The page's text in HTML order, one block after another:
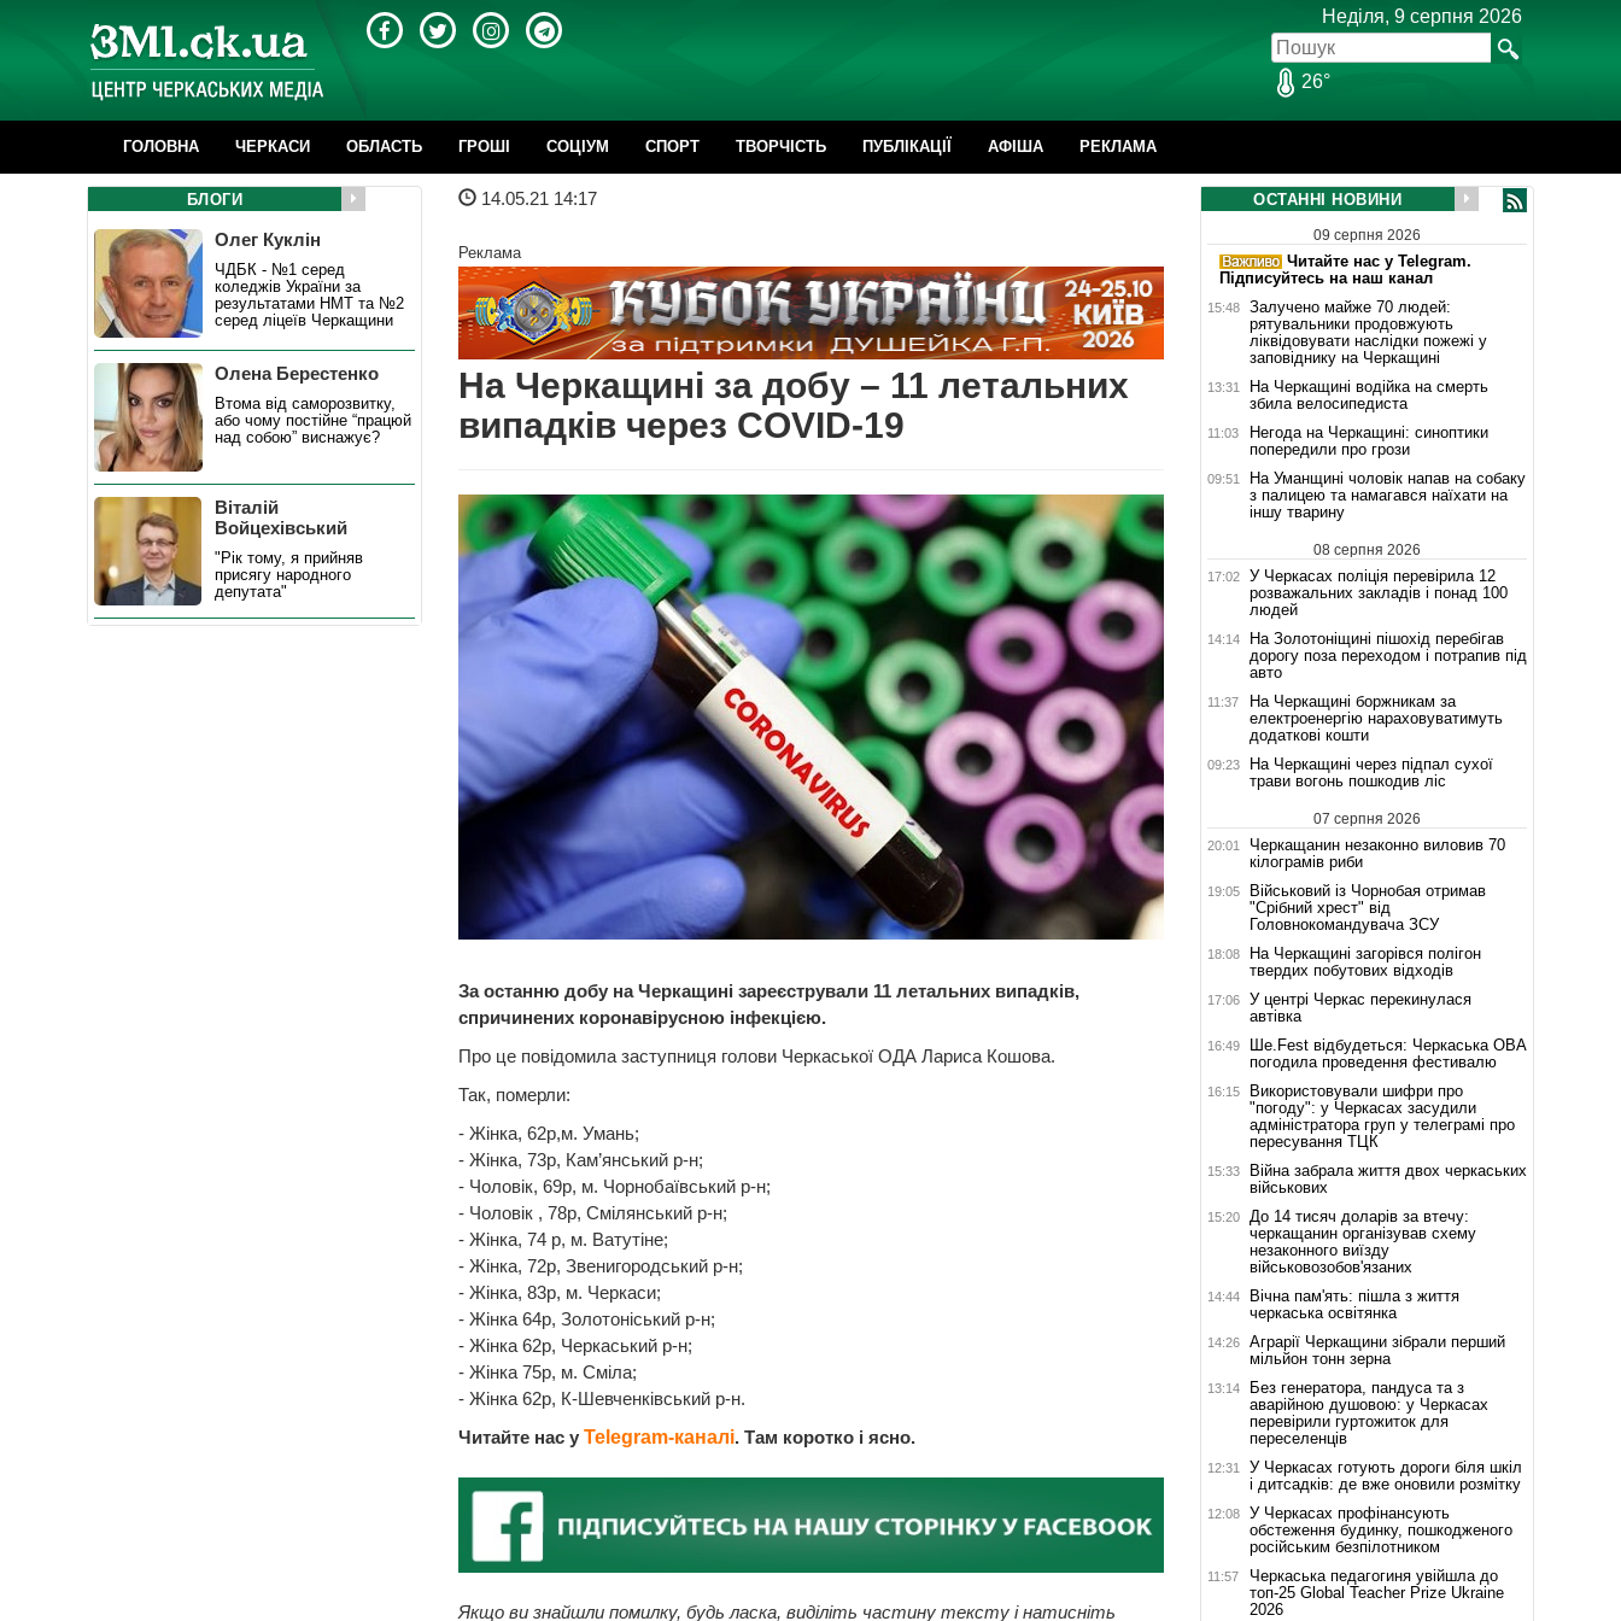
Неділя, 9 серпня 2026
26°
ГОЛОВНА ЧЕРКАСИ ОБЛАСТЬ ГРОШІ CОЦІУМ СПОРТ ТВОРЧІСТЬ ПУБЛІКАЦІЇ АФІША РЕКЛАМА
14.05.21 14:17
Реклама
На Черкащині за добу – 11 летальних
випадків через COVID-19
За останню добу на Черкащині зареєстрували 11 летальних випадків,
спричинених коронавірусною інфекцією.
Про це повідомила заступниця голови Черкаської ОДА Лариса Кошова.
Так, померли:
- Жінка, 62р,м. Умань;
- Жінка, 73р, Кам’янський р-н;
- Чоловік, 69р, м. Чорнобаївський р-н;
- Чоловік , 78р, Смілянський р-н;
- Жінка, 74 р, м. Ватутіне;
- Жінка, 72р, Звенигородський р-н;
- Жінка, 83р, м. Черкаси;
- Жінка 64р, Золотоніський р-н;
- Жінка 62р, Черкаський р-н;
- Жінка 75р, м. Сміла;
- Жінка 62р, К-Шевченківський р-н.
Читайте нас у Telegram-каналі. Там коротко і ясно.
Якщо ви знайшли помилку, будь ласка, виділіть частину тексту і натисніть
БЛОГИ
Олег Куклін
ЧДБК - №1 серед
коледжів України за
результатами НМТ та №2
серед ліцеїв Черкащини
Олена Берестенко
Втома від саморозвитку,
або чому постійне “працюй
над собою” виснажує?
Віталій
Войцехівський
"Рік тому, я прийняв
присягу народного
депутата"
ОСТАННІ НОВИНИ
09 серпня 2026
Читайте нас у Telegram.
Підписуйтесь на наш канал
15:48
Залучено майже 70 людей:
рятувальники продовжують
ліквідовувати наслідки пожежі у
заповіднику на Черкащині
13:31
На Черкащині водійка на смерть
збила велосипедиста
11:03
Негода на Черкащині: синоптики
попередили про грози
09:51
На Уманщині чоловік напав на собаку
з палицею та намагався наїхати на
іншу тварину
08 серпня 2026
17:02
У Черкасах поліція перевірила 12
розважальних закладів і понад 100
людей
14:14
На Золотоніщині пішохід перебігав
дорогу поза переходом і потрапив під
авто
11:37
На Черкащині боржникам за
електроенергію нараховуватимуть
додаткові кошти
09:23
На Черкащині через підпал сухої
трави вогонь пошкодив ліс
07 серпня 2026
20:01
Черкащанин незаконно виловив 70
кілограмів риби
19:05
Військовий із Чорнобая отримав
"Срібний хрест" від
Головнокомандувача ЗСУ
18:08
На Черкащині загорівся полігон
твердих побутових відходів
17:06
У центрі Черкас перекинулася
автівка
16:49
Ше.Fest відбудеться: Черкаська ОВА
погодила проведення фестивалю
16:15
Використовували шифри про
"погоду": у Черкасах засудили
адміністратора груп у телеграмі про
пересування ТЦК
15:33
Війна забрала життя двох черкаських
військових
15:20
До 14 тисяч доларів за втечу:
черкащанин організував схему
незаконного виїзду
військовозобов'язаних
14:44
Вічна пам'ять: пішла з життя
черкаська освітянка
14:26
Аграрії Черкащини зібрали перший
мільйон тонн зерна
13:14
Без генератора, пандуса та з
аварійною душовою: у Черкасах
перевірили гуртожиток для
переселенців
12:31
У Черкасах готують дороги біля шкіл
і дитсадків: де вже оновили розмітку
12:08
У Черкасах профінансують
обстеження будинку, пошкодженого
російським безпілотником
11:57
Черкаська педагогиня увійшла до
топ-25 Global Teacher Prize Ukraine
2026